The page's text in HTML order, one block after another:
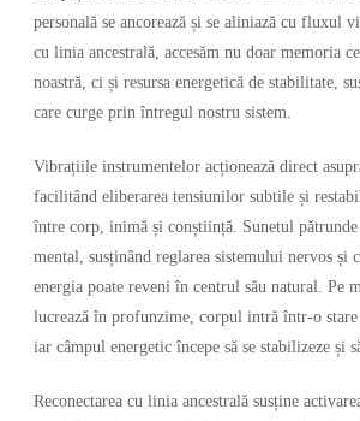
personală se ancorează și se aliniază cu fluxul
cu linia ancestrală, accesăm nu doar memoria
noastră, ci și resursa energetică de stabilitate,
care curge prin întregul nostru sistem.
Vibrațiile instrumentelor acționează direct
facilitând eliberarea tensiunilor subtile și
între corp, inimă și conștiință. Sunetul
mental, susținând reglarea sistemului nervos și
energia poate reveni în centrul său natural. Pe
lucrează în profunzime, corpul intră într-o
iar câmpul energetic începe să se stabilizeze și
Reconectarea cu linia ancestrală susține